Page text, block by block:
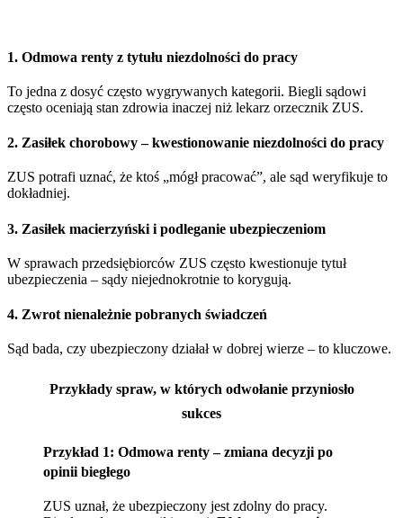
1. Odmowa renty z tytułu niezdolności do pracy
To jedna z dosyć często wygrywanych kategorii. Biegli sądowi
często oceniają stan zdrowia inaczej niż lekarz orzecznik ZUS.
2. Zasiłek chorobowy – kwestionowanie niezdolności do pracy
ZUS potrafi uznać, że ktoś „mógł pracować”, ale sąd weryfikuje to
dokładniej.
3. Zasiłek macierzyński i podleganie ubezpieczeniom
W sprawach przedsiębiorców ZUS często kwestionuje tytuł
ubezpieczenia – sądy niejednokrotnie to korygują.
4. Zwrot nienależnie pobranych świadczeń
Sąd bada, czy ubezpieczony działał w dobrej wierze – to kluczowe.
Przykłady spraw, w których odwołanie przyniosło
sukces
Przykład 1: Odmowa renty – zmiana decyzji po
opinii biegłego
ZUS uznał, że ubezpieczony jest zdolny do pracy.